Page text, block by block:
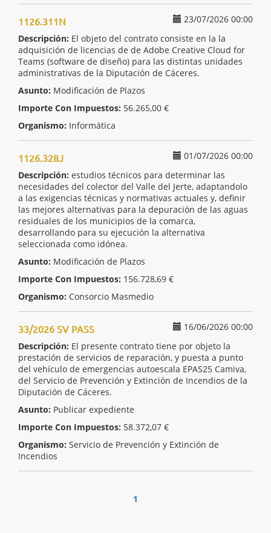
23/07/2026 00:00
1126.311N
Descripción: El objeto del contrato consiste en la la
adquisición de licencias de de Adobe Creative Cloud for
Teams (software de diseño) para las distintas unidades
administrativas de la Diputación de Cáceres.
Asunto: Modificación de Plazos
Importe Con Impuestos: 56.265,00 €
Organismo: Informática
01/07/2026 00:00
1126.328J
Descripción: estudios técnicos para determinar las
necesidades del colector del Valle del Jerte, adaptandolo
a las exigencias técnicas y normativas actuales y, definir
las mejores alternativas para la depuración de las aguas
residuales de los municipios de la comarca,
desarrollando para su ejecución la alternativa
seleccionada como idónea.
Asunto: Modificación de Plazos
Importe Con Impuestos: 156.728,69 €
Organismo: Consorcio Masmedio
16/06/2026 00:00
33/2026 SV PASS
Descripción: El presente contrato tiene por objeto la
prestación de servicios de reparación, y puesta a punto
del vehículo de emergencias autoescala EPAS25 Camiva,
del Servicio de Prevención y Extinción de Incendios de la
Diputación de Cáceres.
Asunto: Publicar expediente
Importe Con Impuestos: 58.372,07 €
Organismo: Servicio de Prevención y Extinción de
Incendios
1